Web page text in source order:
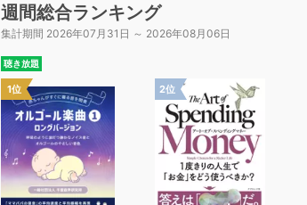
週間総合ランキング
集計期間 2026年07月31日 ～ 2026年08月06日
聴き放題
1位 2位